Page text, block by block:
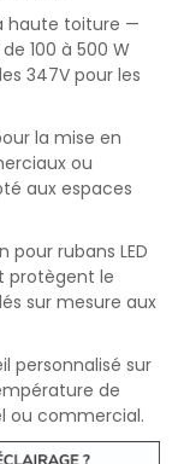
haute toiture —
100 à 500 W
347V pour les
la mise en
ou
aux espaces
pour rubans LED
protègent le
sur mesure aux
personnalisé sur
de
ou commercial.